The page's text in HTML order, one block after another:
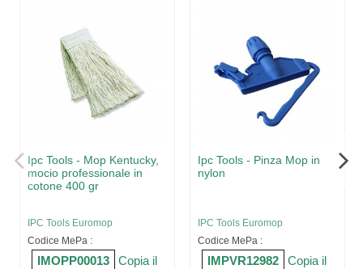
Ipc Tools - Mop Kentucky,
mocio professionale in
cotone 400 gr
IPC Tools Euromop
Codice MePa :
IMOPP00013
Copia il
Ipc Tools - Pinza Mop in
nylon
IPC Tools Euromop
Codice MePa :
IMPVR12982
Copia il